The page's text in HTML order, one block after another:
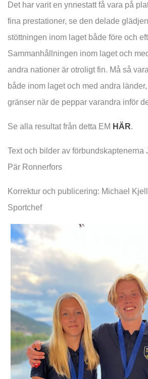
Det har varit en ynnestatt få vara på
fina prestationer, se den delade
stöttningen inom laget både före och
Sammanhållningen inom laget och
andra nationer är otroligt fin. Må så
både inom laget och med andra
gränser när de peppar varandra inför
Se alla resultat från detta EM HÄR.
Text och bilder av förbundskaptenerna
Pär Ronnerfors
Korrektur och publicering: Michael
Sportchef